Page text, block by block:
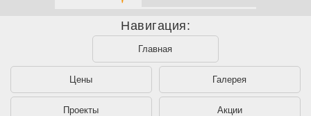
Навигация:
Главная
Цены Галерея
Проекты Акции